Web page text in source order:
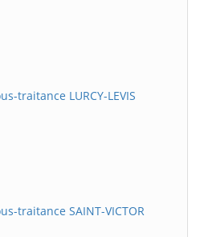
traitance LURCY-LEVIS
traitance SAINT-VICTOR